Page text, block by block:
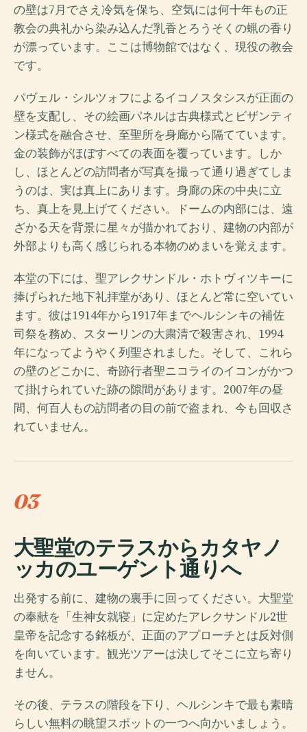
の壁は7月でさえ冷気を保ち、空気には何十年もの正
教会の典礼から染み込んだ乳香とろうそくの蝋の香り
が漂っています。ここは博物館ではなく、現役の教会
です。
パヴェル・シルツォフによるイコノスタシスが正面の
壁を支配し、その絵画パネルは古典様式とビザンティ
ン様式を融合させ、至聖所を身廊から隔てています。
金の装飾がほぼすべての表面を覆っています。しか
し、ほとんどの訪問者が写真を撮って通り過ぎてしま
うのは、実は真上にあります。身廊の床の中央に立
ち、真上を見上げてください。ドームの内部には、遠
ざかる天を背景に星々が描かれており、建物の内部が
外部よりも高く感じられる本物のめまいを覚えます。
本堂の下には、聖アレクサンドル・ホトヴィツキーに
捧げられた地下礼拝堂があり、ほとんど常に空いてい
ます。彼は1914年から1917年までヘルシンキの補佐
司祭を務め、スターリンの大粛清で殺害され、1994
年になってようやく列聖されました。そして、これら
の壁のどこかに、奇跡行者聖ニコライのイコンがかつ
て掛けられていた跡の隙間があります。2007年の昼
間、何百人もの訪問者の目の前で盗まれ、今も回収さ
れていません。
03
大聖堂のテラスからカタヤノ
ッカのユーゲント通りへ
出発する前に、建物の裏手に回ってください。大聖堂
の奉献を「生神女就寝」に定めたアレクサンドル2世
皇帝を記念する銘板が、正面のアプローチとは反対側
を向いています。観光ツアーは決してそこに立ち寄り
ません。
その後、テラスの階段を下り、ヘルシンキで最も素晴
らしい無料の眺望スポットの一つへ向かいましょう。